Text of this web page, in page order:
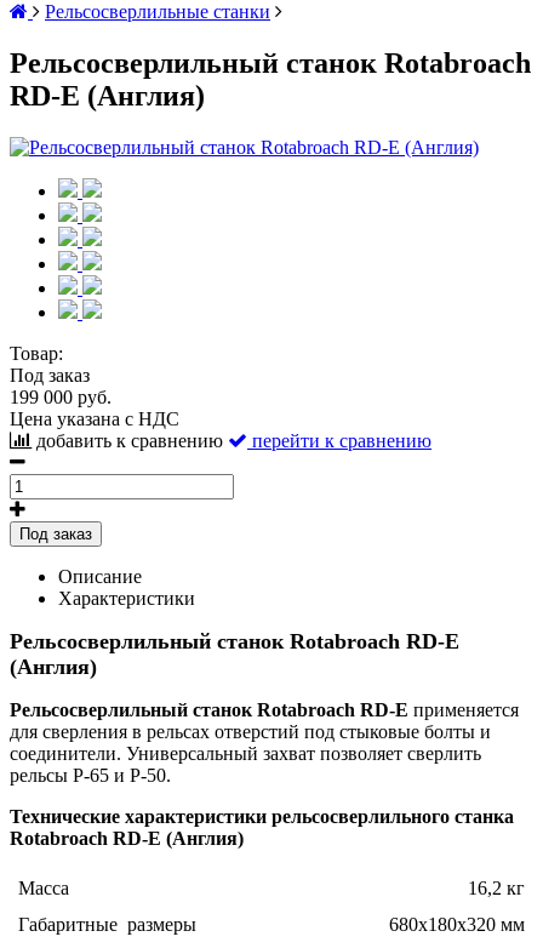
Рельсосверлильные станки
Рельсосверлильный станок Rotabroach
RD-E (Англия)
Товар:
Под заказ
199 000 руб.
Цена указана с НДС
добавить к сравнению
перейти к сравнению
Под заказ
Описание
Характеристики
Рельсосверлильный станок Rotabroach RD-E
(Англия)
Рельсосверлильный станок Rotabroach RD-E применяется
для сверления в рельсах отверстий под стыковые болты и
соединители. Универсальный захват позволяет сверлить
рельсы Р-65 и Р-50.
Технические характеристики рельсосверлильного станка
Rotabroach RD-E (Англия)
Масса
16,2 кг
Габаритные размеры
680х180х320 мм